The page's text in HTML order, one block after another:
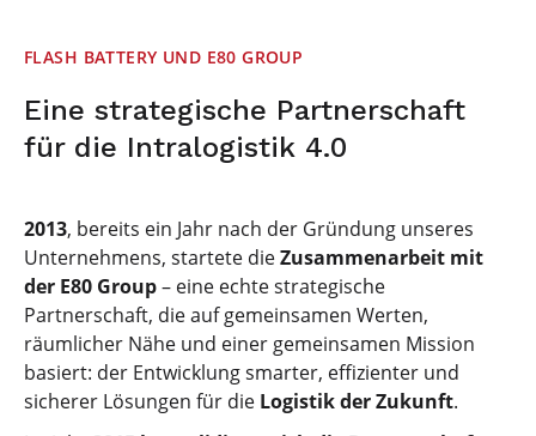
FLASH BATTERY UND E80 GROUP
Eine strategische Partnerschaft
für die Intralogistik 4.0
2013, bereits ein Jahr nach der Gründung unseres
Unternehmens, startete dieZusammenarbeit mit
der E80 Group– eine echte strategische
Partnerschaft, die auf gemeinsamen Werten,
räumlicher Nähe und einer gemeinsamen Mission
basiert: der Entwicklung smarter, effizienter und
sicherer Lösungen für die Logistik der Zukunft.